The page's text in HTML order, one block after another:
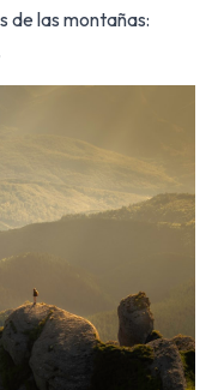
de las montañas: